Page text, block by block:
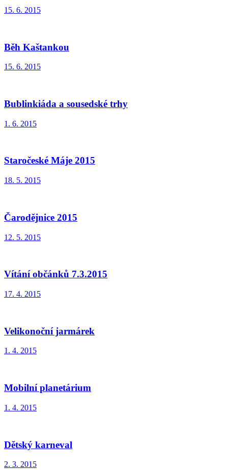
15. 6. 2015
Běh Kaštankou
15. 6. 2015
Bublinkiáda a sousedské trhy
1. 6. 2015
Staročeské Máje 2015
18. 5. 2015
Čarodějnice 2015
12. 5. 2015
Vítání občánků 7.3.2015
17. 4. 2015
Velikonoční jarmárek
1. 4. 2015
Mobilní planetárium
1. 4. 2015
Dětský karneval
2. 3. 2015